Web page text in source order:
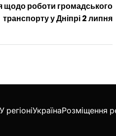
щодо роботи громадського
транспорту у Дніпрі 2 липня
регіоніУкраїнаРозміщення